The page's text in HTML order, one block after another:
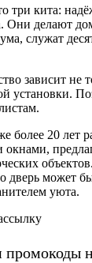
три кита:
Они делают
служат
зависит не
установки.
более 20 лет
дверь может
уюта.